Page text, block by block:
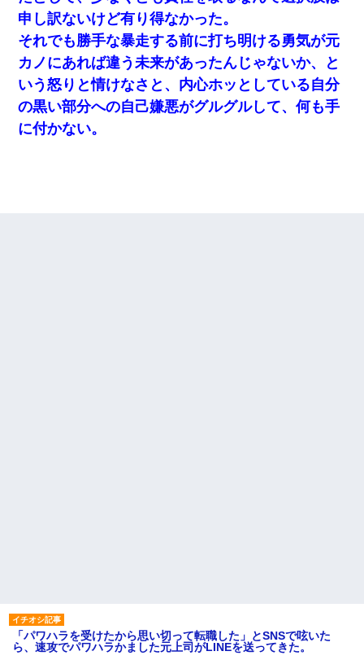
申し訳ないけど有り得なかった。
それでも勝手な暴走する前に打ち明ける勇気が元
カノにあれば違う未来があったんじゃないか、と
いう怒りと情けなさと、内心ホッとしている自分
の黒い部分への自己嫌悪がグルグルして、何も手
に付かない。
「パワハラを受けたから思い切って転職した」とSNSで呟いた
ら、速攻でパワハラかました元上司がLINEを送ってきた。